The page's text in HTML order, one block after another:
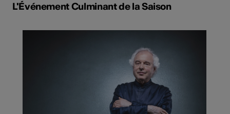
L'Événement Culminant de la Saison